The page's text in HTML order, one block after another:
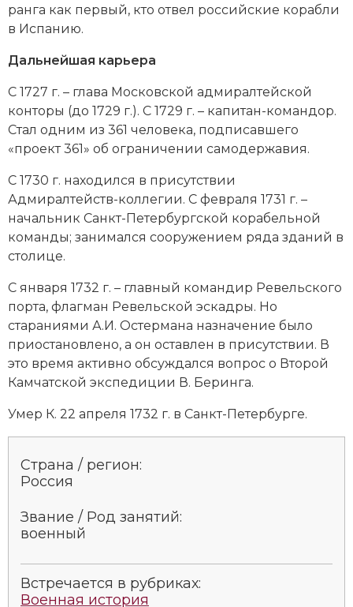
ранга как первый, кто отвел российские корабли
в Испанию.
Дальнейшая карьера
С 1727 г. – глава Московской адмиралтейской
конторы (до 1729 г.). С 1729 г. – капитан-командор.
Стал одним из 361 человека, подписавшего
«проект 361» об ограничении самодержавия.
С 1730 г. находился в присутствии
Адмиралтейств-коллегии. С февраля 1731 г. –
начальник Санкт-Петербургской корабельной
команды; занимался сооружением ряда зданий в
столице.
С января 1732 г. – главный командир Ревельского
порта, флагман Ревельской эскадры. Но
стараниями А.И. Остермана назначение было
приостановлено, а он оставлен в присутствии. В
это время активно обсуждался вопрос о Второй
Камчатской экспедиции В. Беринга.
Умер К. 22 апреля 1732 г. в Санкт-Петербурге.
Страна / регион:
Россия
Звание / Род занятий:
военный
Встречается в рубриках:
Военная история